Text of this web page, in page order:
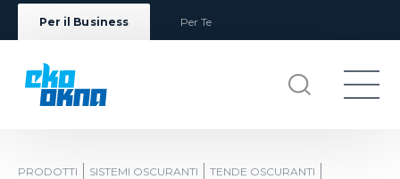
Per il Business Per Te
PRODOTTI SISTEMI OSCURANTI
TENDE OSCURANTI